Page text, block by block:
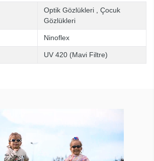
Optik Gözlükleri
Çocuk
Gözlükleri
Ninoflex
UV 420 (Mavi Filtre)